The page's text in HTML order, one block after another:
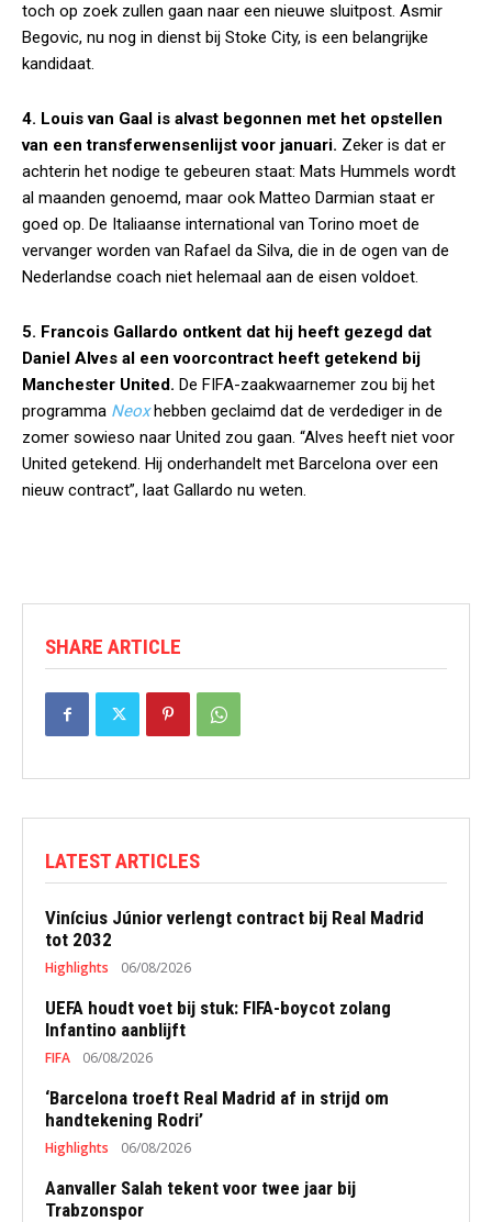
toch op zoek zullen gaan naar een nieuwe sluitpost. Asmir
Begovic, nu nog in dienst bij Stoke City, is een belangrijke
kandidaat.
4. Louis van Gaal is alvast begonnen met het opstellen
van een transferwensenlijst voor januari. Zeker is dat er
achterin het nodige te gebeuren staat: Mats Hummels wordt
al maanden genoemd, maar ook Matteo Darmian staat er
goed op. De Italiaanse international van Torino moet de
vervanger worden van Rafael da Silva, die in de ogen van de
Nederlandse coach niet helemaal aan de eisen voldoet.
5. Francois Gallardo ontkent dat hij heeft gezegd dat
Daniel Alves al een voorcontract heeft getekend bij
Manchester United. De FIFA-zaakwaarnemer zou bij het
programma Neoxhebben geclaimd dat de verdediger in de
zomer sowieso naar United zou gaan. “Alves heeft niet voor
United getekend. Hij onderhandelt met Barcelona over een
nieuw contract”, laat Gallardo nu weten.
SHARE ARTICLE
LATEST ARTICLES
Vinícius Júnior verlengt contract bij Real Madrid
tot 2032
Highlights 06/08/2026
UEFA houdt voet bij stuk: FIFA-boycot zolang
Infantino aanblijft
FIFA 06/08/2026
‘Barcelona troeft Real Madrid af in strijd om
handtekening Rodri’
Highlights 06/08/2026
Aanvaller Salah tekent voor twee jaar bij
Trabzonspor